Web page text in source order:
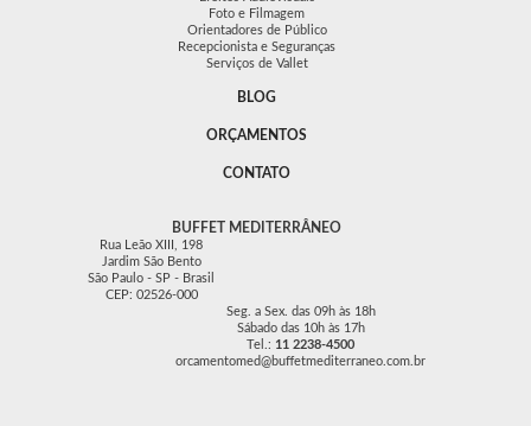
Foto e Filmagem
Orientadores de Público
Recepcionista e Seguranças
Serviços de Vallet
BLOG
ORÇAMENTOS
CONTATO
BUFFET MEDITERRÂNEO
Rua Leão XIII, 198
Jardim São Bento
São Paulo - SP - Brasil
CEP: 02526-000
Seg. a Sex. das 09h às 18h
Sábado das 10h às 17h
Tel.: 11 2238-4500
orcamentomed@buffetmediterraneo.com.br